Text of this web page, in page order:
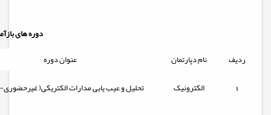
دوره های
ردیف
نام دپارتمان
عنوان دوره
1
الکترونیک تحلیل و عیب یابی مدارات الکتریکی(